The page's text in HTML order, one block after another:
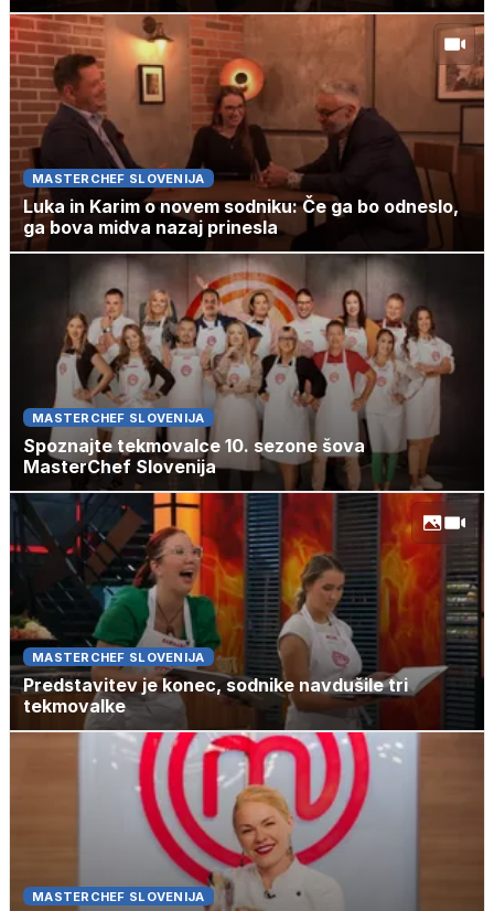
MASTERCHEF SLOVENIJA
Luka in Karim o novem sodniku: Če ga bo odneslo,
ga bova midva nazaj prinesla
MASTERCHEF SLOVENIJA
Spoznajte tekmovalce 10. sezone šova
MasterChef Slovenija
MASTERCHEF SLOVENIJA
Predstavitev je konec, sodnike navdušile tri
tekmovalke
MASTERCHEF SLOVENIJA